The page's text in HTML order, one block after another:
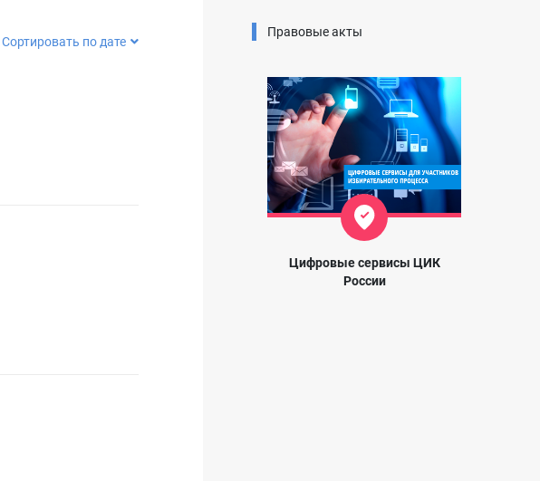
Сортировать по дате
Правовые акты
Цифровые сервисы ЦИК
России